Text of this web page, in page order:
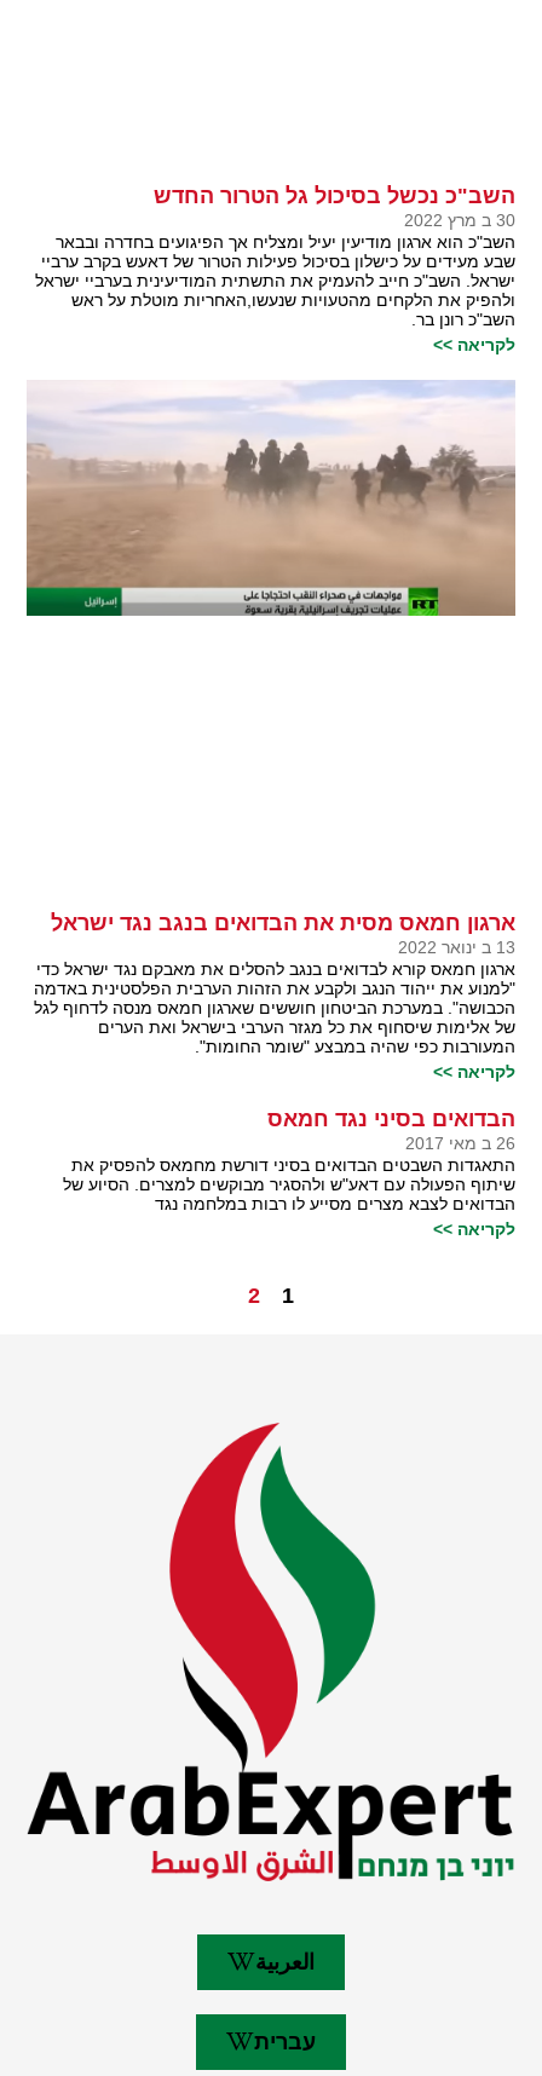
השב"כ נכשל בסיכול גל הטרור החדש
30 ב מרץ 2022
השב"כ הוא ארגון מודיעין יעיל ומצליח אך הפיגועים בחדרה ובבאר
שבע מעידים על כישלון בסיכול פעילות הטרור של דאעש בקרב ערביי
ישראל. השב"כ חייב להעמיק את התשתית המודיעינית בערביי ישראל
ולהפיק את הלקחים מהטעויות שנעשו,האחריות מוטלת על ראש
השב"כ רונן בר.
לקריאה >>
ארגון חמאס מסית את הבדואים בנגב נגד ישראל
13 ב ינואר 2022
ארגון חמאס קורא לבדואים בנגב להסלים את מאבקם נגד ישראל כדי
"למנוע את ייהוד הנגב ולקבע את הזהות הערבית הפלסטינית באדמה
הכבושה". במערכת הביטחון חוששים שארגון חמאס מנסה לדחוף לגל
של אלימות שיסחוף את כל מגזר הערבי בישראל ואת הערים
המעורבות כפי שהיה במבצע "שומר החומות".
לקריאה >>
הבדואים בסיני נגד חמאס
26 ב מאי 2017
התאגדות השבטים הבדואים בסיני דורשת מחמאס להפסיק את
שיתוף הפעולה עם דאע"ש ולהסגיר מבוקשים למצרים. הסיוע של
הבדואים לצבא מצרים מסייע לו רבות במלחמה נגד
לקריאה >>
1
2
العربية
עברית